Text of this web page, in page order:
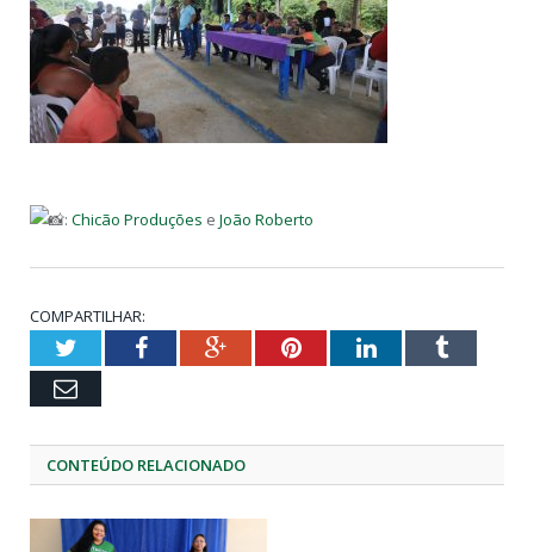
: Chicão Produções e João Roberto
COMPARTILHAR:
TwitterFacebookGoogle+PinterestLinkedInTumblr
Email
CONTEÚDO RELACIONADO